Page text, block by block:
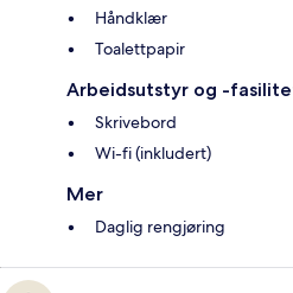
Håndklær
Toalettpapir
Arbeidsutstyr og -
Skrivebord
Wi-fi (inkludert)
Mer
Daglig rengjøring